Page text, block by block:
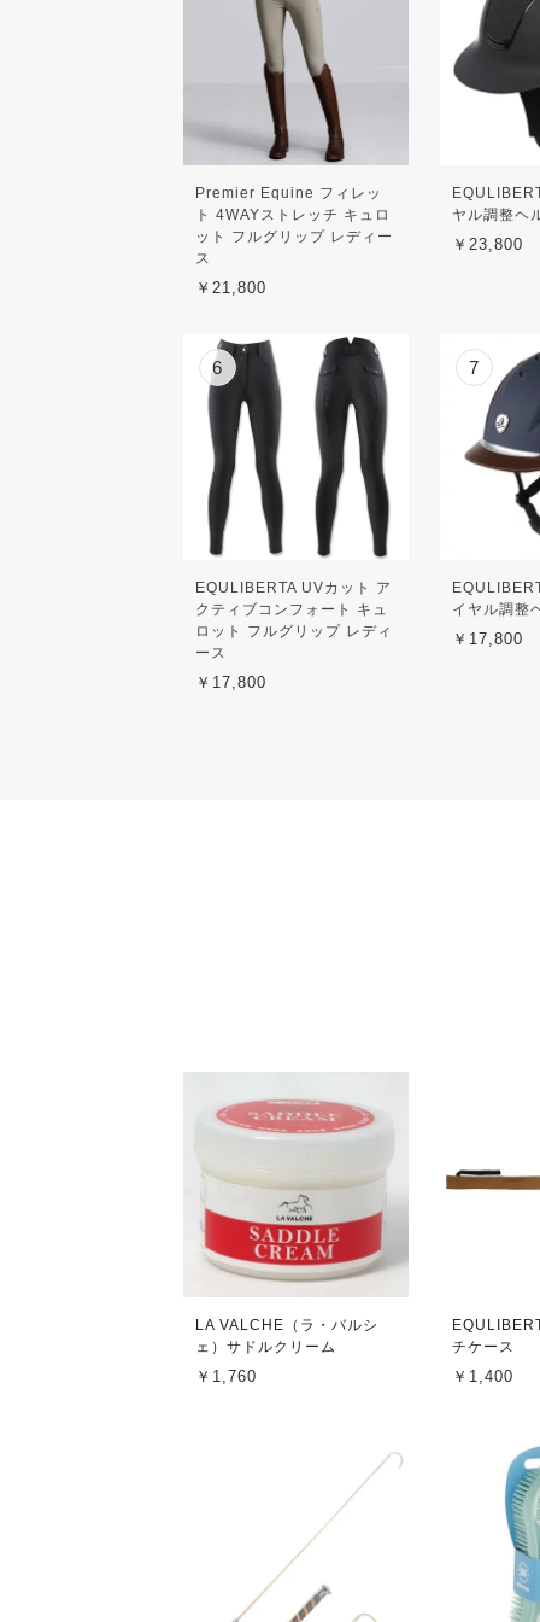
Premier Equine フィレッ
ト 4WAYストレッチ キュロ
ット フルグリップ レディー
ス
￥21,800
ヤル調整ヘ
￥23,800
6
EQULIBERTA UVカット ア
クティブコンフォート キュ
ロット フルグリップ レディ
ース
￥17,800
7
イヤル調整
￥17,800
LA VALCHE（ラ・バルシ
ェ）サドルクリーム
￥1,760
チケース
￥1,400